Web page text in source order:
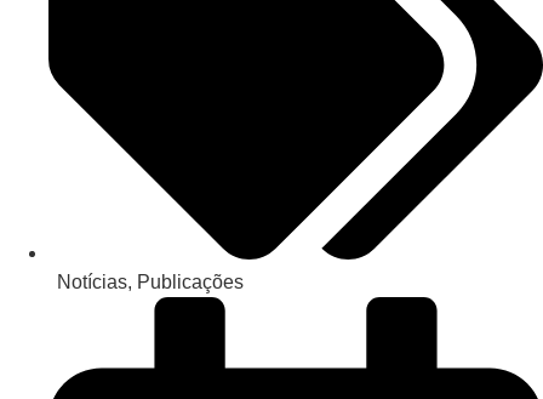
Notícias, Publicações